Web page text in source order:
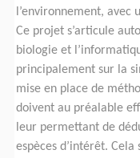
l’environnement,
Ce projet s’articule
biologie et
principalement sur la
mise en place de
doivent au préalable
leur permettant de
espèces d’intérêt.